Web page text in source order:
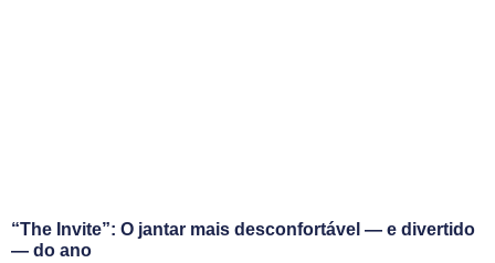
“The Invite”: O jantar mais desconfortável — e divertido
— do ano